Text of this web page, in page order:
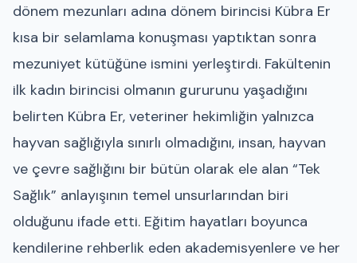
dönem mezunları adına dönem birincisi Kübra Er
kısa bir selamlama konuşması yaptıktan sonra
mezuniyet kütüğüne ismini yerleştirdi. Fakültenin
ilk kadın birincisi olmanın gururunu yaşadığını
belirten Kübra Er, veteriner hekimliğin yalnızca
hayvan sağlığıyla sınırlı olmadığını, insan, hayvan
ve çevre sağlığını bir bütün olarak ele alan “Tek
Sağlık” anlayışının temel unsurlarından biri
olduğunu ifade etti. Eğitim hayatları boyunca
kendilerine rehberlik eden akademisyenlere ve her